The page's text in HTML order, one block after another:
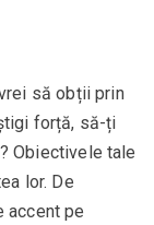
să obții prin
forță, să-ți
Obiectivele tale
lor. De
accent pe